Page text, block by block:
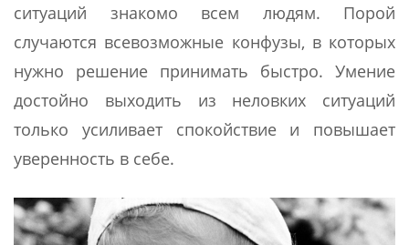
ситуаций знакомо всем людям. Порой
случаются всевозможные конфузы, в которых
нужно решение принимать быстро. Умение
достойно выходить из неловких ситуаций
только усиливает спокойствие и повышает
уверенность в себе.